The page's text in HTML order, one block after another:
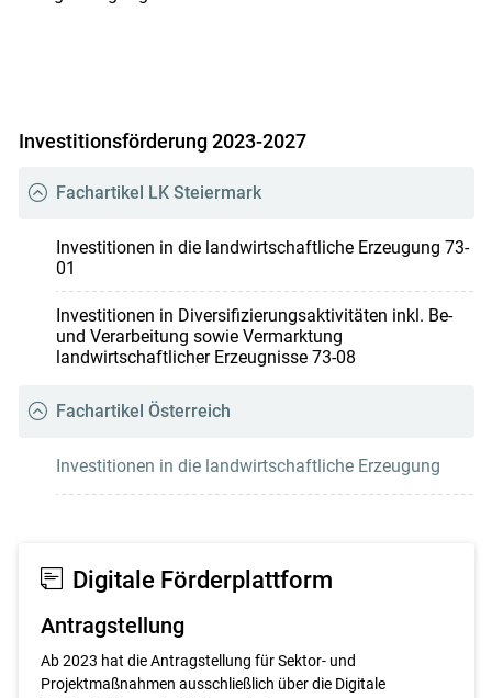
Investitionsförderung 2023-2027
Fachartikel LK Steiermark
Investitionen in die landwirtschaftliche Erzeugung 73-
01
Investitionen in Diversifizierungsaktivitäten inkl. Be-
und Verarbeitung sowie Vermarktung
landwirtschaftlicher Erzeugnisse 73-08
Fachartikel Österreich
Investitionen in die landwirtschaftliche Erzeugung
Digitale Förderplattform
Antragstellung
Ab 2023 hat die Antragstellung für Sektor- und
Projektmaßnahmen ausschließlich über die Digitale